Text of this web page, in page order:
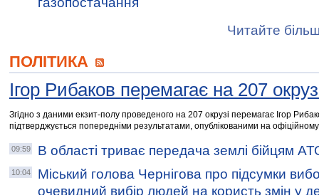
Читайте
ПОЛІТИКА
Ігор Рибаков перемагає на 207
Згідно з даними екзит-полу проведеного на 207 окрузі перемагає Ігор
підтверджується попередніми результатами, опублікованими на
09:59 В області триває передача землі бійцям
10:04
Міський голова Чернігова про підсумки
очевидний вибір людей на користь змін у